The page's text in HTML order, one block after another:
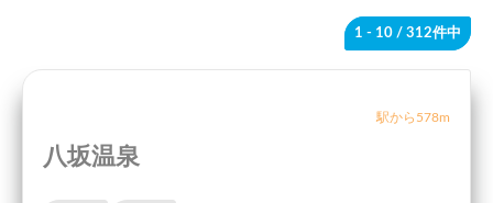
1 - 10 / 312件中
駅から578m
八坂温泉